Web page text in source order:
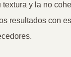
textura y la no
resultados con